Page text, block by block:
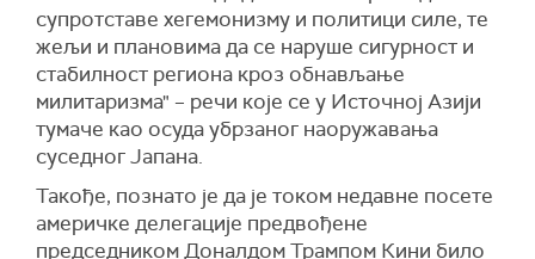
супротставе хегемонизму и политици силе, те
жељи и плановима да се наруше сигурност и
стабилност региона кроз обнављање
милитаризма" – речи које се у Источној Азији
тумаче као осуда убрзаног наоружавања
суседног Јапана.
Такође, познато је да је током недавне посете
америчке делегације предвођене
председником Доналдом Трампом Кини било